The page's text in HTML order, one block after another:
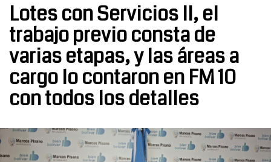
Lotes con Servicios II, el
trabajo previo consta de
varias etapas, y las áreas a
cargo lo contaron en FM 10
con todos los detalles